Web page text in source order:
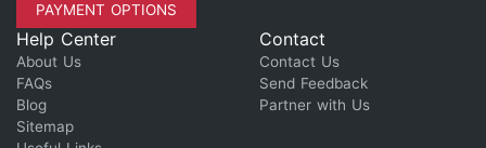
PAYMENT OPTIONS
Help Center
About Us
FAQs
Blog
Sitemap
Contact
Contact Us
Send Feedback
Partner with Us